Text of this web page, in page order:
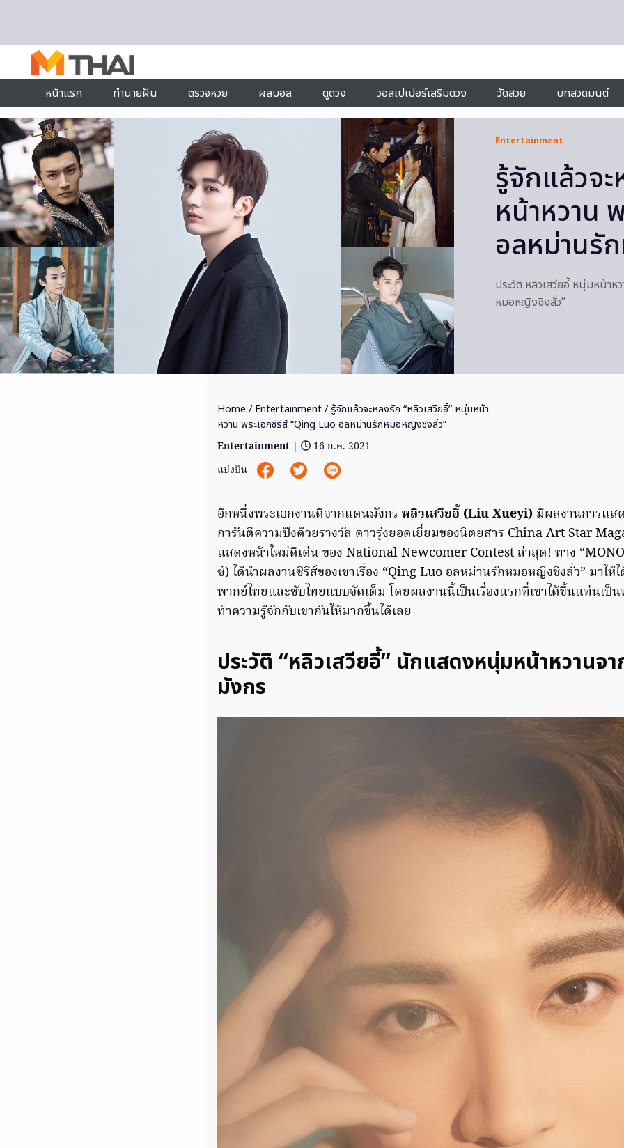
หน้าแรก ทำนายฝัน ตรวจหวย ผลบอล ดูดวง วอลเปเปอร์เสริมดวง วัดสวย บทสวดมนต์
Entertainment
รู้จักแล้วจ
หน้าหวาน
อลหม่านรั
ประวัติ หลิวเสวียอี้ หนุ่มหน้า
หมอหญิงชิงลั่ว”
Home / Entertainment/ รู้จักแล้วจะหลงรัก “หลิวเสวียอี้” หนุ่มหน้า
หวาน พระเอกซีรีส์ “Qing Luo อลหม่านรักหมอหญิงชิงลั่ว”
Entertainment |
16 ก.ค. 2021
แบ่งปัน
อีกหนึ่งพระเอกงานดีจากแดนมังกร หลิวเสวียอี้ (Liu Xueyi) มีผลงานการแส
การันตีความปังด้วยรางวัล ดาวรุ่งยอดเยี่ยมของนิตยสาร China Art Star
แสดงหน้าใหม่ดีเด่น ของ National Newcomer Contest ล่าสุด! ทาง
ซ์) ได้นำผลงานซีรีส์ของเขาเรื่อง “Qing Luo อลหม่านรักหมอหญิงชิงลั่ว” มาให้
พากย์ไทยและซับไทยแบบจัดเต็ม โดยผลงานนี้เป็นเรื่องแรกที่เขาได้ขึ้นแท่นเป็น
ทำความรู้จักกับเขากันให้มากขึ้นได้เลย
ประวัติ “หลิวเสวียอี้” นักแสดงหนุ่มหน้าหวานจ
มังกร